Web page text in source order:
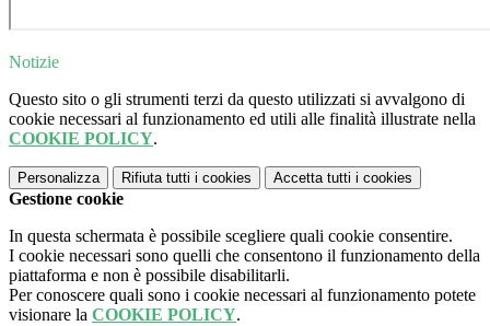
Notizie
Questo sito o gli strumenti terzi da questo utilizzati si avvalgono di
cookie necessari al funzionamento ed utili alle finalità illustrate nella
COOKIE POLICY.
Personalizza Rifiuta tutti i cookies Accetta tutti i cookies
Gestione cookie
In questa schermata è possibile scegliere quali cookie consentire.
I cookie necessari sono quelli che consentono il funzionamento della
piattaforma e non è possibile disabilitarli.
Per conoscere quali sono i cookie necessari al funzionamento potete
visionare la COOKIE POLICY.